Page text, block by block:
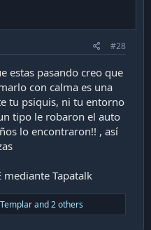
#28
estas pasando creo que
con calma es una
tu psiquis, ni tu entorno
tipo le robaron el auto
lo encontraron!! , así
mediante Tapatalk
Templarand 2 others